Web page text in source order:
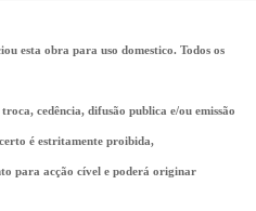
esta obra para uso domestico. Todos os
cedência, difusão publica e/ou emissão
é estritamente proibida,
para acção cível e poderá originar